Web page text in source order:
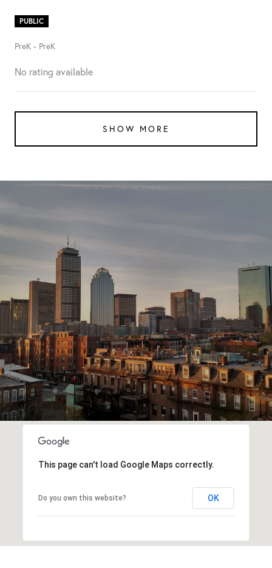
PUBLIC
PreK - PreK
No rating available
SHOW MORE
This page can't load Google Maps correctly.
Do you own this website? OK